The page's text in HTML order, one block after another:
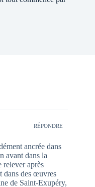
RÉPONDRE
ancrée dans
avant dans la
relever après
dans des œuvres
de Saint-Exupéry,